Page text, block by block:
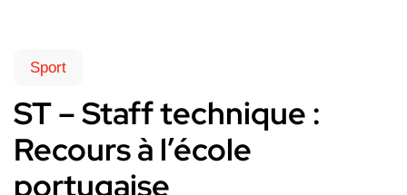
Sport
ST – Staff technique :
Recours à l’école
portugaise